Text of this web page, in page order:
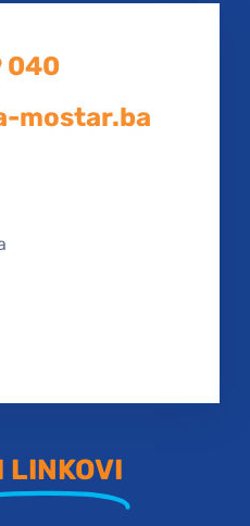
040
mostar.ba
LINKOVI